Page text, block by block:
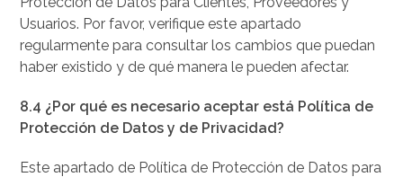
Usuarios. Por favor, verifique este apartado
regularmente para consultar los cambios que puedan
haber existido y de qué manera le pueden afectar.
8.4 ¿Por qué es necesario aceptar está Política de
Protección de Datos y de Privacidad?
Este apartado de Política de Protección de Datos para